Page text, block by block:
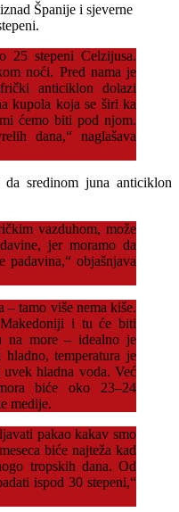
Španije i sjeverne
25 stepeni Celzijusa.
noći. Pred nama je
anticiklon dolazi
kupola koja se širi ka
ćemo biti pod njom.
dana,“ naglašava
sredinom juna anticiklon
vazduhom, može
jer moramo da
padavina,“ objašnjava
– tamo više nema kiše.
Makedoniji i tu će biti
na more – idealno je
temperatura je
hladna voda. Već
biće oko 23–24
medije.
pakao kakav smo
biće najteža kad
tropskih dana. Od
ispod 30 stepeni,“